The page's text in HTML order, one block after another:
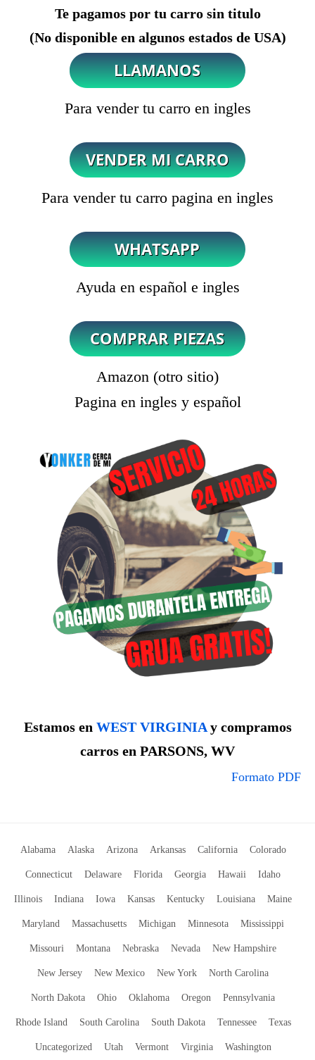
Te pagamos por tu carro sin titulo
(No disponible en algunos estados de USA)
Para vender tu carro en ingles
Para vender tu carro pagina en ingles
Ayuda en español e ingles
Amazon (otro sitio)
Pagina en ingles y español
Estamos en WEST VIRGINIAy compramos
carros en PARSONS, WV
Formato PDF
Alabama Alaska Arizona Arkansas California Colorado
Connecticut Delaware Florida Georgia Hawaii Idaho
Illinois Indiana Iowa Kansas Kentucky Louisiana Maine
Maryland Massachusetts Michigan Minnesota Mississippi
Missouri Montana Nebraska Nevada New Hampshire
New Jersey New Mexico New York North Carolina
North Dakota Ohio Oklahoma Oregon Pennsylvania
Rhode Island South Carolina South Dakota Tennessee Texas
Uncategorized Utah Vermont Virginia Washington